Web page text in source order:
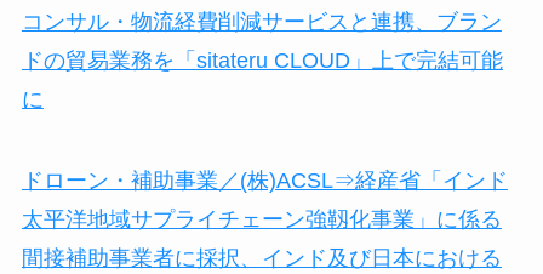
コンサル・物流経費削減サービスと連携、ブラン
ドの貿易業務を「sitateru CLOUD」上で完結可能
に
ドローン・補助事業／(株)ACSL⇒経産省「インド
太平洋地域サプライチェーン強靱化事業」に係る
間接補助事業者に採択、インド及び日本における